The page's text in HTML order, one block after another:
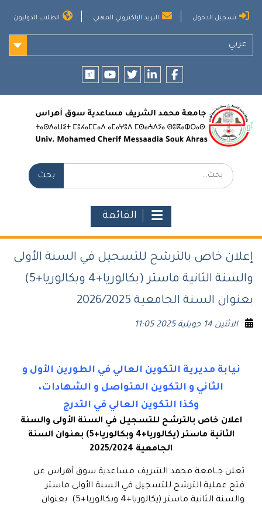
تسجيل الدخول البريد الإلكتروني المهني الطلاب الدوليون
عربي
بحث:
القائمة
إعلان خاص بالترشح للتسجيل في السنة الأولى
والسنة الثانية ماستر (بكالوريا+4 وبكالوريا+5)
بعنوان السنة الجامعية 2026/2025
الاثنين 14 جويلية 2025 11:05
نيابة مديرية التكوين العالي في الطورين الأول و
الثاني و التكوين المتواصل و الشهادات،
وكذا التكوين العالي في التدرج
اعلان خاص بالترشح للتسجيل في السنة الأولى والسنة
الثانية ماستر (يكالوريا+4 وبكالوريا+5) بعنوان السنة
الجامعية 2025/2024
تعلن جــامعة محمد الشريف مساعدية سوق أهراس عن
فتح عملية الترشح للتسجيل في السنة الأولى ماستر
والسنة الثانية ماستر (يكالوريا+4 وبكالوريا+5) بعنوان